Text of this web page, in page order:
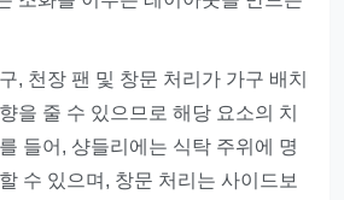
, 천장 팬 및 창문 처리가 가구 배치
을 줄 수 있으므로 해당 요소의 치
들어, 샹들리에는 식탁 주위에 명
수 있으며, 창문 처리는 사이드보